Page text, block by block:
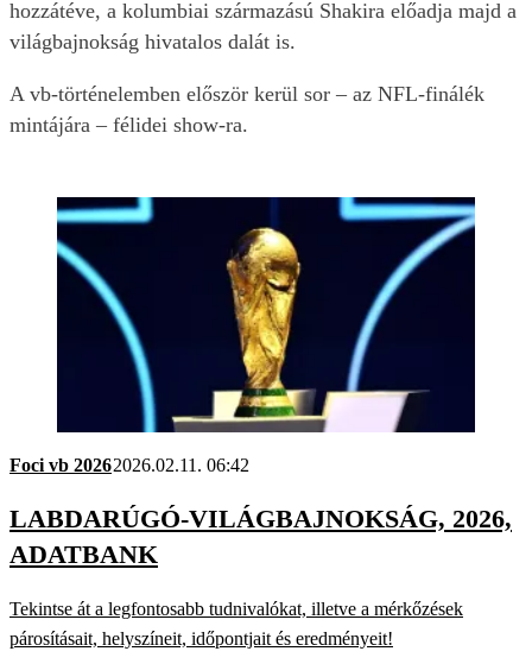
hozzátéve, a kolumbiai származású Shakira előadja majd a
világbajnokság hivatalos dalát is.
A vb-történelemben először kerül sor – az NFL-finálék
mintájára – félidei show-ra.
Foci vb 20262026.02.11. 06:42
LABDARÚGÓ-VILÁGBAJNOKSÁG, 2026,
ADATBANK
Tekintse át a legfontosabb tudnivalókat, illetve a mérkőzések
párosításait, helyszíneit, időpontjait és eredményeit!